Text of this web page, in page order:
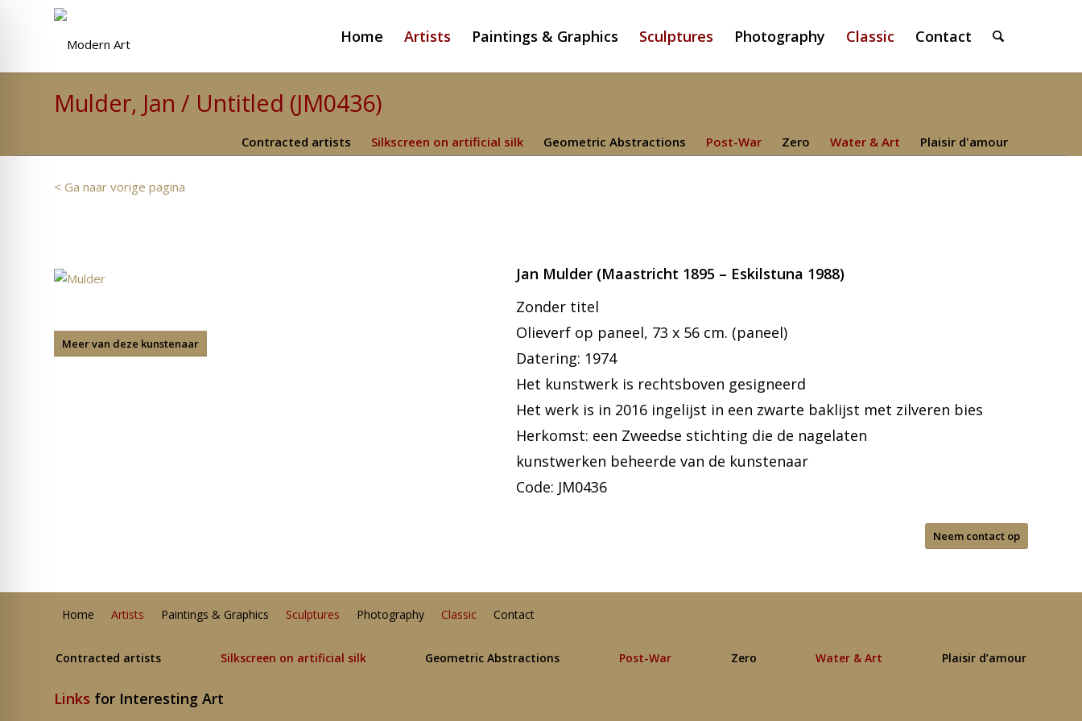
Home Artists Paintings & Graphics Sculptures Photography Classic Contact
Mulder, Jan / Untitled (JM0436)
Contracted artists Silkscreen on artificial silk Geometric Abstractions Post-War Zero Water & Art Plaisir d'amour
< Ga naar vorige pagina
Meer van deze kunstenaar
Jan Mulder (Maastricht 1895 – Eskilstuna 1988)
Zonder titel
Olieverf op paneel, 73 x 56 cm. (paneel)
Datering: 1974
Het kunstwerk is rechtsboven gesigneerd
Het werk is in 2016 ingelijst in een zwarte baklijst met zilveren bies
Herkomst: een Zweedse stichting die de nagelaten
kunstwerken beheerde van de kunstenaar
Code: JM0436
Neem contact op
Home Artists Paintings & Graphics Sculptures Photography Classic Contact
Contracted artists Silkscreen on artificial silk Geometric Abstractions Post-War Zero Water & Art Plaisir d’amour
Links for Interesting Art